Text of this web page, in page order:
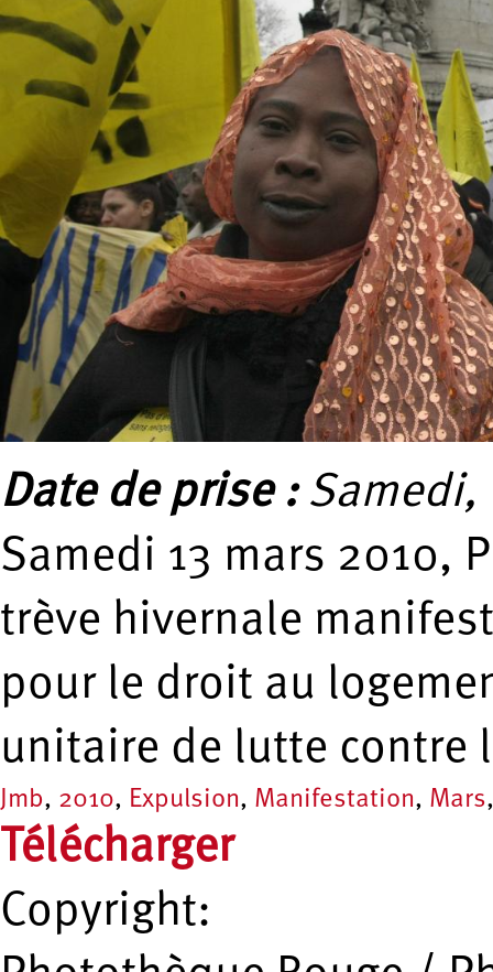
Date de prise : Samedi,
Samedi 13 mars 2010,
trève hivernale
pour le droit au
unitaire de lutte contre
Jmb, 2010, Expulsion, Manifestation, Mars
Télécharger
Copyright: